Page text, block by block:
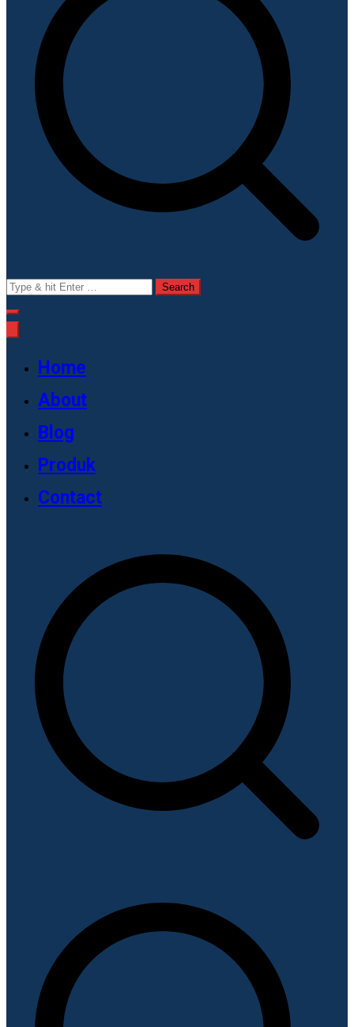
Search
for:
Home
About
Blog
Produk
Contact